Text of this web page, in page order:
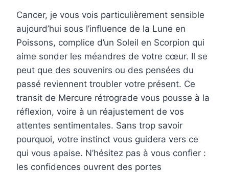
Cancer, je vous vois particulièrement sensible
aujourd’hui sous l’influence de la Lune en
Poissons, complice d’un Soleil en Scorpion qui
aime sonder les méandres de votre cœur. Il se
peut que des souvenirs ou des pensées du
passé reviennent troubler votre présent. Ce
transit de Mercure rétrograde vous pousse à la
réflexion, voire à un réajustement de vos
attentes sentimentales. Sans trop savoir
pourquoi, votre instinct vous guidera vers ce
qui vous apaise. N’hésitez pas à vous confier :
les confidences ouvrent des portes